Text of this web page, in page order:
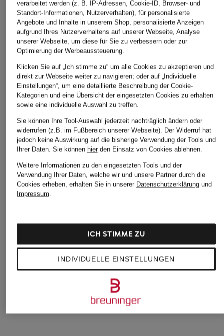
SAINT LAURENT
YS000490
SAINT LAURENT
Sonnenbrille
YS000566
380 €
TOM FORD
TR001628 JADEN
380 €
verarbeitet werden (z. B. IP-Adressen, Cookie-ID, Browser- und
Standort-Informationen, Nutzerverhalten), für personalisierte
Angebote und Inhalte in unserem Shop, personalisierte Anzeigen
aufgrund Ihres Nutzerverhaltens auf unserer Webseite, Analyse
unserer Webseite, um diese für Sie zu verbessern oder zur
Optimierung der Werbeaussteuerung.
Klicken Sie auf „Ich stimme zu“ um alle Cookies zu akzeptieren und
direkt zur Webseite weiter zu navigieren; oder auf „Individuelle
Einstellungen“, um eine detaillierte Beschreibung der Cookie-
Kategorien und eine Übersicht der eingesetzten Cookies zu erhalten
sowie eine individuelle Auswahl zu treffen.
Sie können Ihre Tool-Auswahl jederzeit nachträglich ändern oder
widerrufen (z.B. im Fußbereich unserer Webseite). Der Widerruf hat
jedoch keine Auswirkung auf die bisherige Verwendung der Tools und
Ihrer Daten. Sie können hierden Einsatz von Cookies ablehnen.
Weitere Informationen zu den eingesetzten Tools und der
Verwendung Ihrer Daten, welche wir und unsere Partner durch die
Cookies erheben, erhalten Sie in unserer Datenschutzerklärungund
Impressum.
INDIVIDUELLE EINSTELLUNGEN
ICH STIMME ZU